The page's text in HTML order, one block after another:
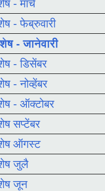
- मार्च
- फेब्रुवारी
- जानेवारी
- डिसेंबर
- नोव्हेंबर
- ऑक्टोबर
सप्टेंबर
ऑगस्ट
जुलै
जून